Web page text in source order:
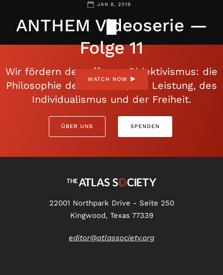
JAN 8, 2019
ANTHEM Videoserie —
Folge 11
WATCH NOW
Wir fördern den offenen Objektivismus: die
Philosophie der Vernunft, der Leistung, des
Individualismus und der Freiheit.
ÜBER UNS SPENDEN
22001 Northpark Drive - Seite 250
Kingwood, Texas 77339
editor@atlassociety.org